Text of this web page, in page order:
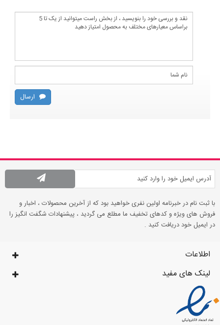
ارسال
با ثبت نام در خبرنامه اولین نفری خواهید بود که از آخرین محصولات ، اخبار و
فروش های ویژه و کدهای تخفیف ما مطلع می گردید ، پیشنهادات شگفت انگیز را
در ایمیل خود دریافت کنید .
اطلاعات
لینک های مفید